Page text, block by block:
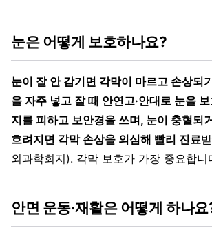
눈은 어떻게 보호하나요?
눈이 잘 안 감기면 각막이 마르고 손상되
을 자주 넣고 잘 때 안연고·안대로 눈을 보
지를 피하고 보안경을 쓰며, 눈이 충혈되
흐려지면 각막 손상을 의심해 빨리 진료
외과학회지). 각막 보호가 가장 중요합니
안면 운동·재활은 어떻게 하나요